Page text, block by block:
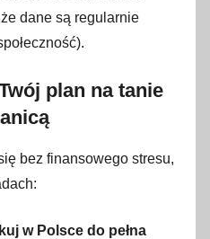
dane są regularnie
plan na tanie
bez finansowego stresu,
w Polsce do pełna